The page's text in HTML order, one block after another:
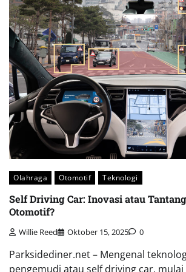
Olahraga Otomotif Teknologi
Self Driving Car: Inovasi atau
Otomotif?
Willie Reed Oktober 15, 2025 0
Parksidediner.net – Mengenal
pengemudi atau self driving car,